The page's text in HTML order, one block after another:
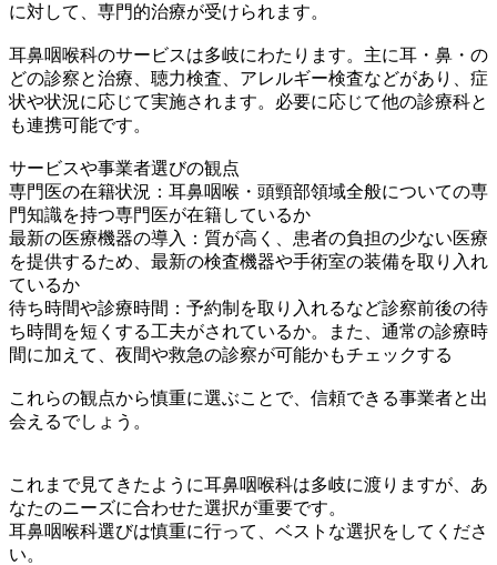
に対して、専門的治療が受けられます。
耳鼻咽喉科のサービスは多岐にわたります。主に耳・鼻・の
どの診察と治療、聴力検査、アレルギー検査などがあり、症
状や状況に応じて実施されます。必要に応じて他の診療科と
も連携可能です。
サービスや事業者選びの観点
専門医の在籍状況：耳鼻咽喉・頭頸部領域全般についての専
門知識を持つ専門医が在籍しているか
最新の医療機器の導入：質が高く、患者の負担の少ない医療
を提供するため、最新の検査機器や手術室の装備を取り入れ
ているか
待ち時間や診療時間：予約制を取り入れるなど診察前後の待
ち時間を短くする工夫がされているか。また、通常の診療時
間に加えて、夜間や救急の診察が可能かもチェックする
これらの観点から慎重に選ぶことで、信頼できる事業者と出
会えるでしょう。
これまで見てきたように耳鼻咽喉科は多岐に渡りますが、あ
なたのニーズに合わせた選択が重要です。
耳鼻咽喉科選びは慎重に行って、ベストな選択をしてくださ
い。